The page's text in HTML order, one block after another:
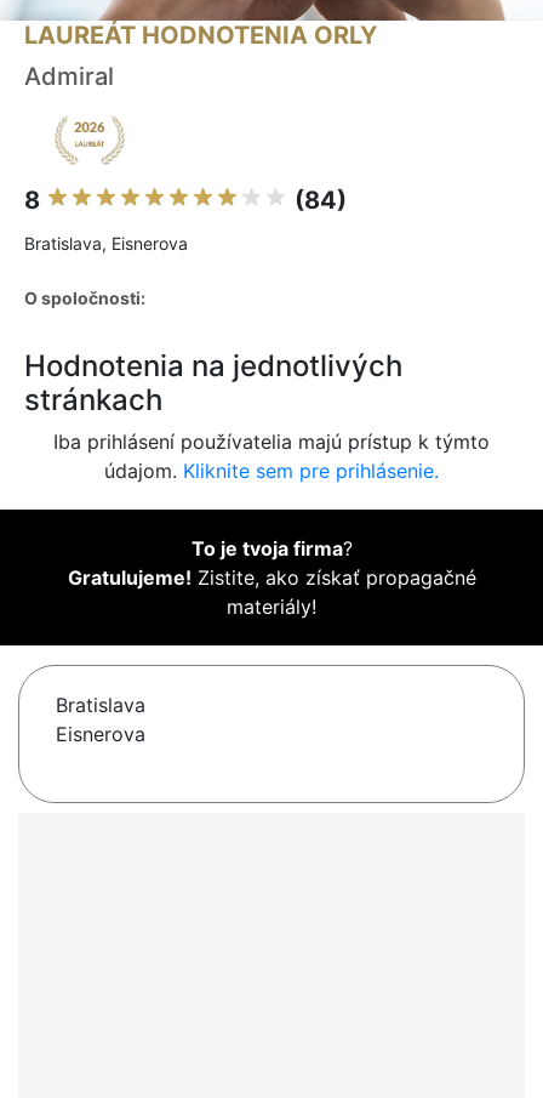
LAUREÁT HODNOTENIA ORLY
Admiral
8 (84)
Bratislava, Eisnerova
O spoločnosti:
Hodnotenia na jednotlivých
stránkach
Iba prihlásení používatelia majú prístup k týmto
údajom. Kliknite sem pre prihlásenie.
To je tvoja firma?
Gratulujeme! Zistite, ako získať propagačné
materiály!
Bratislava
Eisnerova